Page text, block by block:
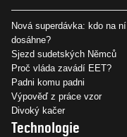
Nová superdávka: kdo na ní
dosáhne?
Sjezd sudetských Němců
Proč vláda zavádí EET?
Padni komu padni
Výpověď z práce vzor
Divoký kačer
Technologie